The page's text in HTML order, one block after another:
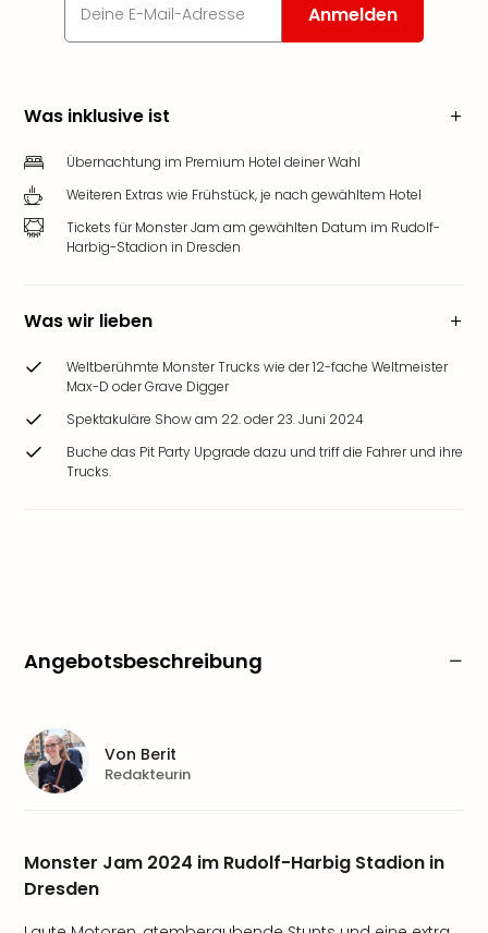
Anmelden
Was inklusive ist
Übernachtung im Premium Hotel deiner Wahl
Weiteren Extras wie Frühstück, je nach gewähltem Hotel
Tickets für Monster Jam am gewählten Datum im Rudolf-
Harbig-Stadion in Dresden
Was wir lieben
Weltberühmte Monster Trucks wie der 12-fache Weltmeister
Max-D oder Grave Digger
Spektakuläre Show am 22. oder 23. Juni 2024
Buche das Pit Party Upgrade dazu und triff die Fahrer und ihre
Trucks.
Angebotsbeschreibung
Monster Jam 2024 im Rudolf-Harbig Stadion in
Dresden
Von Berit
Redakteurin